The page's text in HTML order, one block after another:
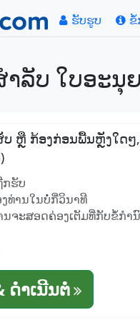
ຮັບຮູບ
ລັບ ໃບອະນຸ
ຫຼື ກ້ອງກ່ອນພື້ນຫຼັງໃດໆ
ກຮັບ
ທ່ານໃນບໍ່ກີ່ວິນາທີ
ຈະສອດຄ່ອງເຕັມທີ່ກັບຂໍ້ກໍ
ດໍາເນີນຕໍ່